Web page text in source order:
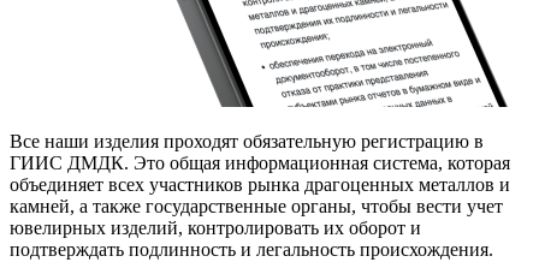
Все наши изделия проходят обязательную регистрацию в
ГИИС ДМДК. Это общая информационная система, которая
объединяет всех участников рынка драгоценных металлов и
камней, а также государственные органы, чтобы вести учет
ювелирных изделий, контролировать их оборот и
подтверждать подлинность и легальность происхождения.